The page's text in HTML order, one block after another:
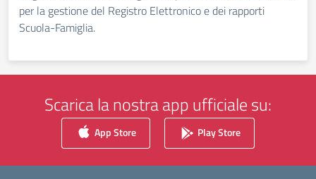
per la gestione del Registro Elettronico e dei rapporti
Scuola-Famiglia.
Scarica la nostra app ufficiale su:
App Store Play Store